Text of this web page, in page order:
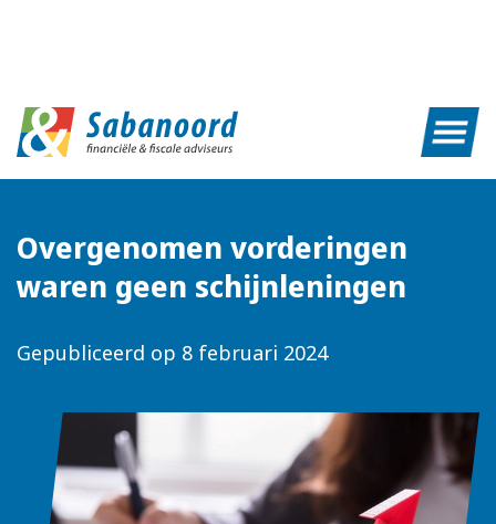
Overgenomen vorderingen
waren geen schijnleningen
Gepubliceerd op 8 februari 2024